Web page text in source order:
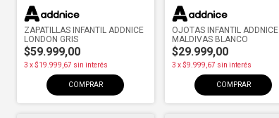
ZAPATILLAS INFANTIL ADDNICE
LONDON GRIS
$59.999,00
3 x$19.999,67 sin interés
COMPRAR
OJOTAS INFANTIL ADDNICE
MALDIVAS BLANCO
$29.999,00
3 x$9.999,67 sin interés
COMPRAR